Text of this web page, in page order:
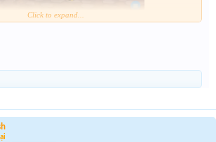
Click to expand...